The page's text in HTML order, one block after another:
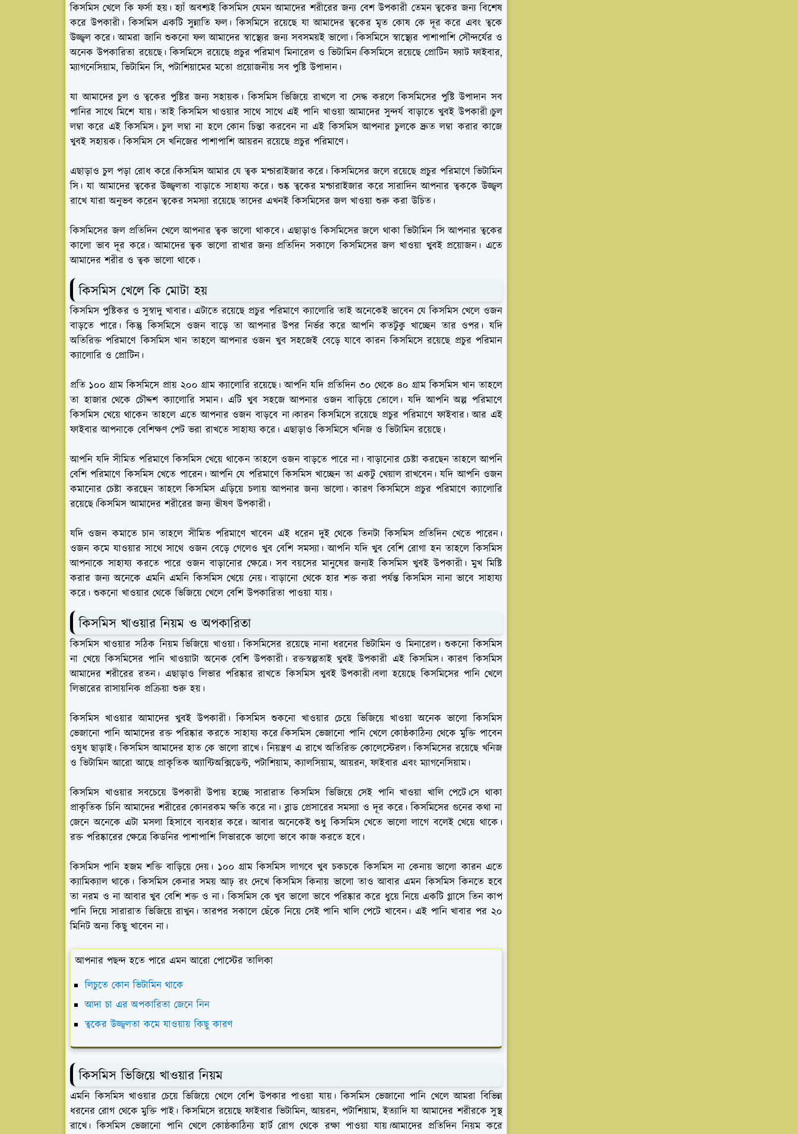
কিসমিস খেলে কি ফর্সা হয়। হ্যাঁ অবশ্যই কিসমিস যেমন আমাদের শরীরের জন্য বেশ উপকারী তেমন ত্বকের জন্য বিশেষ
করে উপকারী। কিসমিস একটি সুন্নাতি ফল। কিসমিসে রয়েছে যা আমাদের ত্বকের মৃত কোষ কে দূর করে এবং ত্বকে
উজ্জ্বল করে। আমরা জানি শুকনো ফল আমাদের স্বাস্থ্যের জন্য সবসময়ই ভালো। কিসমিসে স্বাস্থ্যের পাশাপাশি সৌন্দর্যের ও
অনেক উপকারিতা রয়েছে। কিসমিসে রয়েছে প্রচুর পরিমাণ মিনারেল ও ভিটামিন।কিসমিসে রয়েছে প্রোটিন ফ্যাট ফাইবার,
ম্যাগনেসিয়াম, ভিটামিন সি, পটাশিয়ামের মতো প্রয়োজনীয় সব পুষ্টি উপাদান।
যা আমাদের চুল ও ত্বকের পুষ্টির জন্য সহায়ক। কিসমিস ভিজিয়ে রাখলে বা সেদ্ধ করলে কিসমিসের পুষ্টি উপাদান সব
পানির সাথে মিশে যায়। তাই কিসমিস খাওয়ার সাথে সাথে এই পানি খাওয়া আমাদের সুন্দর্য বাড়াতে খুবই উপকারী।চুল
লম্বা করে এই কিসমিস। চুল লম্বা না হলে কোন চিন্তা করবেন না এই কিসমিস আপনার চুলকে দ্রুত লম্বা করার কাজে
খুবই সহায়ক। কিসমিস সে খনিজের পাশাপাশি আয়রন রয়েছে প্রচুর পরিমাণে।
এছাড়াও চুল পড়া রোধ করে।কিসমিস আমার যে ত্বক মশ্চারাইজার করে। কিসমিসের জলে রয়েছে প্রচুর পরিমাণে ভিটামিন
সি। যা আমাদের ত্বকের উজ্জ্বলতা বাড়াতে সাহায্য করে। শুষ্ক ত্বকের মশ্চারাইজার করে সারাদিন আপনার ত্বককে উজ্জ্বল
রাখে যারা অনুভব করেন ত্বকের সমস্যা রয়েছে তাদের এখনই কিসমিসের জল খাওয়া শুরু করা উচিত।
কিসমিসের জল প্রতিদিন খেলে আপনার ত্বক ভালো থাকবে। এছাড়াও কিসমিসের জলে থাকা ভিটামিন সি আপনার ত্বকের
কালো ভাব দূর করে। আমাদের ত্বক ভালো রাখার জন্য প্রতিদিন সকালে কিসমিসের জল খাওয়া খুবই প্রয়োজন। এতে
আমাদের শরীর ও ত্বক ভালো থাকে।
কিসমিস খেলে কি মোটা হয়
কিসমিস পুষ্টিকর ও সুস্বাদু খাবার। এটাতে রয়েছে প্রচুর পরিমাণে ক্যালোরি তাই অনেকেই ভাবেন যে কিসমিস খেলে ওজন
বাড়তে পারে। কিন্তু কিসমিসে ওজন বাড়ে তা আপনার উপর নির্ভর করে আপনি কতটুকু খাচ্ছেন তার ওপর। যদি
অতিরিক্ত পরিমাণে কিসমিস খান তাহলে আপনার ওজন খুব সহজেই বেড়ে যাবে কারন কিসমিসে রয়েছে প্রচুর পরিমান
ক্যালোরি ও প্রোটিন।
প্রতি ১০০ গ্রাম কিসমিসে প্রায় ২০০ গ্রাম ক্যালোরি রয়েছে। আপনি যদি প্রতিদিন ৩০ থেকে ৪০ গ্রাম কিসমিস খান তাহলে
তা হাজার থেকে চৌদ্দশ ক্যালোরি সমান। এটি খুব সহজে আপনার ওজন বাড়িয়ে তোলে। যদি আপনি অল্প পরিমাণে
কিসমিস খেয়ে থাকেন তাহলে এতে আপনার ওজন বাড়বে না।কারন কিসমিসে রয়েছে প্রচুর পরিমাণে ফাইবার। আর এই
ফাইবার আপনাকে বেশিক্ষণ পেট ভরা রাখতে সাহায্য করে। এছাড়াও কিসমিসে খনিজ ও ভিটামিন রয়েছে।
আপনি যদি সীমিত পরিমাণে কিসমিস খেয়ে থাকেন তাহলে ওজন বাড়তে পারে না। বাড়ানোর চেষ্টা করছেন তাহলে আপনি
বেশি পরিমাণে কিসমিস খেতে পারেন। আপনি যে পরিমাণে কিসমিস খাচ্ছেন তা একটু খেয়াল রাখবেন। যদি আপনি ওজন
কমানোর চেষ্টা করছেন তাহলে কিসমিস এড়িয়ে চলায় আপনার জন্য ভালো। কারণ কিসমিসে প্রচুর পরিমাণে ক্যালোরি
রয়েছে।কিসমিস আমাদের শরীরের জন্য ভীষণ উপকারী।
যদি ওজন কমাতে চান তাহলে সীমিত পরিমাণে খাবেন এই ধরেন দুই থেকে তিনটা কিসমিস প্রতিদিন খেতে পারেন।
ওজন কমে যাওয়ার সাথে সাথে ওজন বেড়ে গেলেও খুব বেশি সমস্যা। আপনি যদি খুব বেশি রোগা হন তাহলে কিসমিস
আপনাকে সাহায্য করতে পারে ওজন বাড়ানোর ক্ষেত্রে। সব বয়সের মানুষের জন্যই কিসমিস খুবই উপকারী। মুখ মিষ্টি
করার জন্য অনেকে এমনি এমনি কিসমিস খেয়ে নেয়। বাড়ানো থেকে হার শক্ত করা পর্যন্ত কিসমিস নানা ভাবে সাহায্য
করে। শুকনো খাওয়ার থেকে ভিজিয়ে খেলে বেশি উপকারিতা পাওয়া যায়।
কিসমিস খাওয়ার নিয়ম ও অপকারিতা
কিসমিস খাওয়ার সঠিক নিয়ম ভিজিয়ে খাওয়া। কিসমিসের রয়েছে নানা ধরনের ভিটামিন ও মিনারেল। শুকনো কিসমিস
না খেয়ে কিসমিসের পানি খাওয়াটা অনেক বেশি উপকারী। রক্তস্বল্পতাই খুবই উপকারী এই কিসমিস। কারণ কিসমিস
আমাদের শরীরের রতন। এছাড়াও লিভার পরিষ্কার রাখতে কিসমিস খুবই উপকারী।বলা হয়েছে কিসমিসের পানি খেলে
লিভারের রাসায়নিক প্রক্রিয়া শুরু হয়।
কিসমিস খাওয়ার আমাদের খুবই উপকারী। কিসমিস শুকনো খাওয়ার চেয়ে ভিজিয়ে খাওয়া অনেক ভালো কিসমিস
ভেজানো পানি আমাদের রক্ত পরিষ্কার করতে সাহায্য করে।কিসমিস ভেজানো পানি খেলে কোষ্ঠকাঠিন্য থেকে মুক্তি পাবেন
ওষুধ ছাড়াই। কিসমিস আমাদের হাত কে ভালো রাখে। নিয়ন্ত্রণ এ রাখে অতিরিক্ত কোলেস্টেরল। কিসমিসের রয়েছে খনিজ
ও ভিটামিন আরো আছে প্রাকৃতিক অ্যান্টিঅক্সিডেন্ট, পটাশিয়াম, ক্যালসিয়াম, আয়রন, ফাইবার এবং ম্যাগনেসিয়াম।
কিসমিস খাওয়ার সবচেয়ে উপকারী উপায় হচ্ছে সারারাত কিসমিস ভিজিয়ে সেই পানি খাওয়া খালি পেটে।সে থাকা
প্রাকৃতিক চিনি আমাদের শরীরের কোনরকম ক্ষতি করে না। ব্লাড প্রেসারের সমস্যা ও দূর করে। কিসমিসের গুনের কথা না
জেনে অনেকে এটা মসলা হিসাবে ব্যবহার করে। আবার অনেকেই শুধু কিসমিস খেতে ভালো লাগে বলেই খেয়ে থাকে।
রক্ত পরিষ্কারের ক্ষেত্রে কিডনির পাশাপাশি লিভারকে ভালো ভাবে কাজ করতে হবে।
কিসমিস পানি হজম শক্তি বাড়িয়ে দেয়। ১০০ গ্রাম কিসমিস লাগবে খুব চকচকে কিসমিস না কেনায় ভালো কারন এতে
ক্যামিক্যাল থাকে। কিসমিস কেনার সময় আঢ় রং দেখে কিসমিস কিনায় ভালো তাও আবার এমন কিসমিস কিনতে হবে
তা নরম ও না আবার খুব বেশি শক্ত ও না। কিসমিস কে খুব ভালো ভাবে পরিষ্কার করে ধুয়ে নিয়ে একটি গ্লাসে তিন কাপ
পানি দিয়ে সারারাত ভিজিয়ে রাখুন। তারপর সকালে ছেঁকে নিয়ে সেই পানি খালি পেটে খাবেন। এই পানি খাবার পর ২০
মিনিট অন্য কিছু খাবেন না।
আপনার পছন্দ হতে পারে এমন আরো পোস্টের তালিকা
লিচুতে কোন‌ ভিটামিন থাকে
আদা চা এর অপকারিতা জেনে নিন
ত্বকের উজ্জ্বলতা কমে যাওয়ায় কিছু কারণ
কিসমিস ভিজিয়ে খাওয়ার নিয়ম
এমনি কিসমিস খাওয়ার চেয়ে ভিজিয়ে খেলে বেশি উপকার পাওয়া যায়। কিসমিস ভেজানো পানি খেলে আমরা বিভিন্ন
ধরনের রোগ থেকে মুক্তি পাই। কিসমিসে রয়েছে ফাইবার ভিটামিন, আয়রন, পটাশিয়াম, ইত্যাদি যা আমাদের শরীরকে সুস্থ
রাখে। কিসমিস ভেজানো পানি খেলে কোষ্ঠকাঠিন্য হার্ট রোগ থেকে রক্ষা পাওয়া যায়।আমাদের প্রতিদিন নিয়ম করে